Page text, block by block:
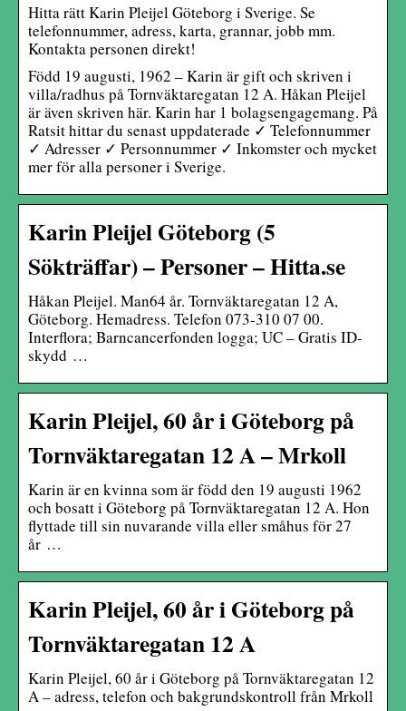
Hitta rätt Karin Pleijel Göteborg i Sverige. Se
telefonnummer, adress, karta, grannar, jobb mm.
Kontakta personen direkt!
Född 19 augusti, 1962 – Karin är gift och skriven i
villa/radhus på Tornväktaregatan 12 A. Håkan Pleijel
är även skriven här. Karin har 1 bolagsengagemang. På
Ratsit hittar du senast uppdaterade ✓ Telefonnummer
✓ Adresser ✓ Personnummer ✓ Inkomster och mycket
mer för alla personer i Sverige.
Karin Pleijel Göteborg (5
Sökträffar) – Personer – Hitta.se
Håkan Pleijel. Man64 år. Tornväktaregatan 12 A,
Göteborg. Hemadress. Telefon 073-310 07 00.
Interflora; Barncancerfonden logga; UC – Gratis ID-
skydd …
Karin Pleijel, 60 år i Göteborg på
Tornväktaregatan 12 A – Mrkoll
Karin är en kvinna som är född den 19 augusti 1962
och bosatt i Göteborg på Tornväktaregatan 12 A. Hon
flyttade till sin nuvarande villa eller småhus för 27
år …
Karin Pleijel, 60 år i Göteborg på
Tornväktaregatan 12 A
Karin Pleijel, 60 år i Göteborg på Tornväktaregatan 12
A – adress, telefon och bakgrundskontroll från Mrkoll